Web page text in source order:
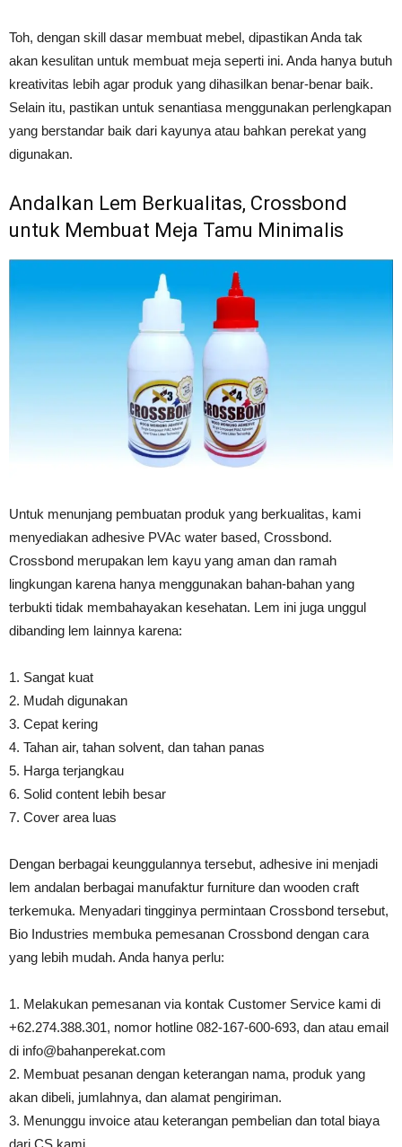
Toh, dengan skill dasar membuat mebel, dipastikan Anda tak
akan kesulitan untuk membuat meja seperti ini. Anda hanya butuh
kreativitas lebih agar produk yang dihasilkan benar-benar baik.
Selain itu, pastikan untuk senantiasa menggunakan perlengkapan
yang berstandar baik dari kayunya atau bahkan perekat yang
digunakan.
Andalkan Lem Berkualitas, Crossbond
untuk Membuat Meja Tamu Minimalis
Untuk menunjang pembuatan produk yang berkualitas, kami
menyediakan adhesive PVAc water based, Crossbond.
Crossbond merupakan lem kayu yang aman dan ramah
lingkungan karena hanya menggunakan bahan-bahan yang
terbukti tidak membahayakan kesehatan. Lem ini juga unggul
dibanding lem lainnya karena:
1. Sangat kuat
2. Mudah digunakan
3. Cepat kering
4. Tahan air, tahan solvent, dan tahan panas
5. Harga terjangkau
6. Solid content lebih besar
7. Cover area luas
Dengan berbagai keunggulannya tersebut, adhesive ini menjadi
lem andalan berbagai manufaktur furniture dan wooden craft
terkemuka. Menyadari tingginya permintaan Crossbond tersebut,
Bio Industries membuka pemesanan Crossbond dengan cara
yang lebih mudah. Anda hanya perlu:
1. Melakukan pemesanan via kontak Customer Service kami di
+62.274.388.301, nomor hotline 082-167-600-693, dan atau email
di info@bahanperekat.com
2. Membuat pesanan dengan keterangan nama, produk yang
akan dibeli, jumlahnya, dan alamat pengiriman.
3. Menunggu invoice atau keterangan pembelian dan total biaya
dari CS kami.